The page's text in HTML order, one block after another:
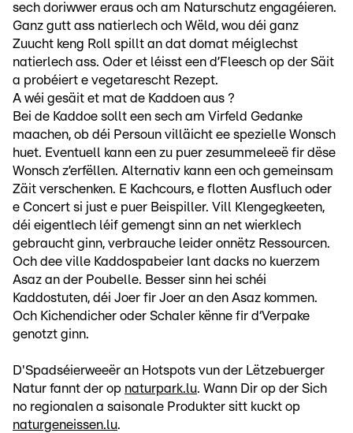
sech doriwwer eraus och am Naturschutz engagéieren.
Ganz gutt ass natierlech och Wëld, wou déi ganz
Zuucht keng Roll spillt an dat domat méiglechst
natierlech ass. Oder et léisst een d’Fleesch op der Säit
a probéiert e vegetarescht Rezept.
A wéi gesäit et mat de Kaddoen aus ?
Bei de Kaddoe sollt een sech am Virfeld Gedanke
maachen, ob déi Persoun villäicht ee spezielle Wonsch
huet. Eventuell kann een zu puer zesummeleeë fir dëse
Wonsch z’erfëllen. Alternativ kann een och gemeinsam
Zäit verschenken. E Kachcours, e flotten Ausfluch oder
e Concert si just e puer Beispiller. Vill Klengegkeeten,
déi eigentlech léif gemengt sinn an net wierklech
gebraucht ginn, verbrauche leider onnëtz Ressourcen.
Och dee ville Kaddospabeier lant dacks no kuerzem
Asaz an der Poubelle. Besser sinn hei schéi
Kaddostuten, déi Joer fir Joer an den Asaz kommen.
Och Kichendicher oder Schaler kënne fir d‘Verpake
genotzt ginn.
D'Spadséierweeër an Hotspots vun der Lëtzebuerger
Natur fannt der op naturpark.lu. Wann Dir op der Sich
no regionalen a saisonale Produkter sitt kuckt op
naturgeneissen.lu.